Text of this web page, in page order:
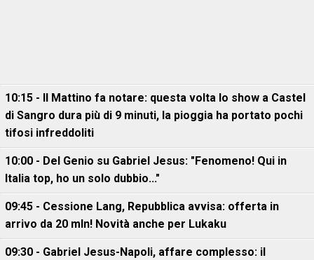
10:15 - Il Mattino fa notare: questa volta lo show a Castel
di Sangro dura più di 9 minuti, la pioggia ha portato pochi
tifosi infreddoliti
10:00 - Del Genio su Gabriel Jesus: "Fenomeno! Qui in
Italia top, ho un solo dubbio..."
09:45 - Cessione Lang, Repubblica avvisa: offerta in
arrivo da 20 mln! Novità anche per Lukaku
09:30 - Gabriel Jesus-Napoli, affare complesso: il